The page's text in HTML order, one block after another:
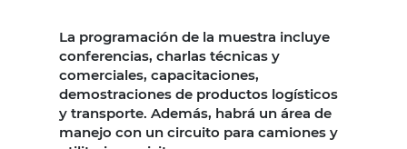
La programación de la muestra incluye
conferencias, charlas técnicas y
comerciales, capacitaciones,
demostraciones de productos logísticos
y transporte. Además, habrá un área de
manejo con un circuito para camiones y